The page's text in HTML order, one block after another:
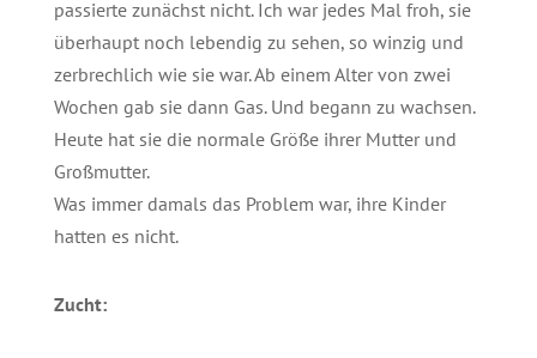
passierte zunächst nicht. Ich war jedes Mal froh, sie
überhaupt noch lebendig zu sehen, so winzig und
zerbrechlich wie sie war. Ab einem Alter von zwei
Wochen gab sie dann Gas. Und begann zu wachsen.
Heute hat sie die normale Größe ihrer Mutter und
Großmutter.
Was immer damals das Problem war, ihre Kinder
hatten es nicht.
Zucht: